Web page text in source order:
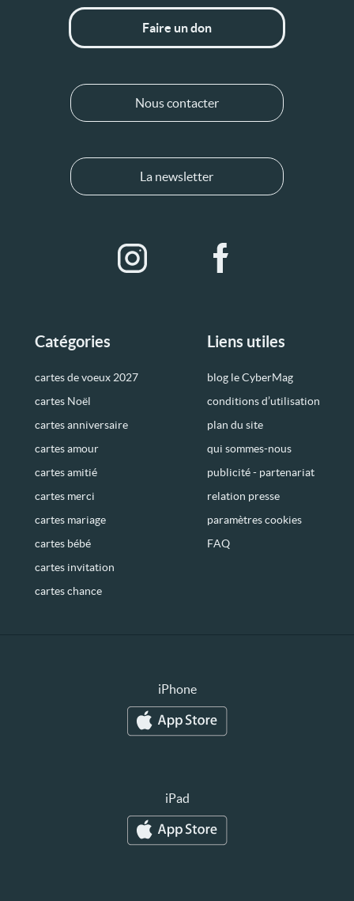
Catégories
cartes de voeux 2027
cartes Noël
cartes anniversaire
cartes amour
cartes amitié
cartes merci
cartes mariage
cartes bébé
cartes invitation
cartes chance
Liens utiles
blog le CyberMag
conditions d’utilisation
plan du site
qui sommes-nous
publicité - partenariat
relation presse
paramètres cookies
FAQ
Faire un don
Nous contacter
La newsletter
iPhone
iPad